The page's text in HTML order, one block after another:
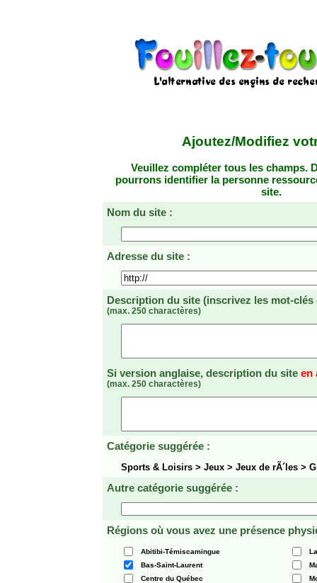
Ajoutez/Modifiez
Veuillez compléter tous les champs.
pourrons identifier la personne
site.
Nom du site :
Adresse du site :
Description du site (inscrivez les mot-
(max. 250 charactères)
Si version anglaise, description du site en
(max. 250 charactères)
Catégorie suggérée :
Sports & Loisirs > Jeux > Jeux de rÃ´les >
Autre catégorie suggérée :
Régions où vous avez une présence
Abitibi-Témiscamingue
Bas-Saint-Laurent
Centre du Québec